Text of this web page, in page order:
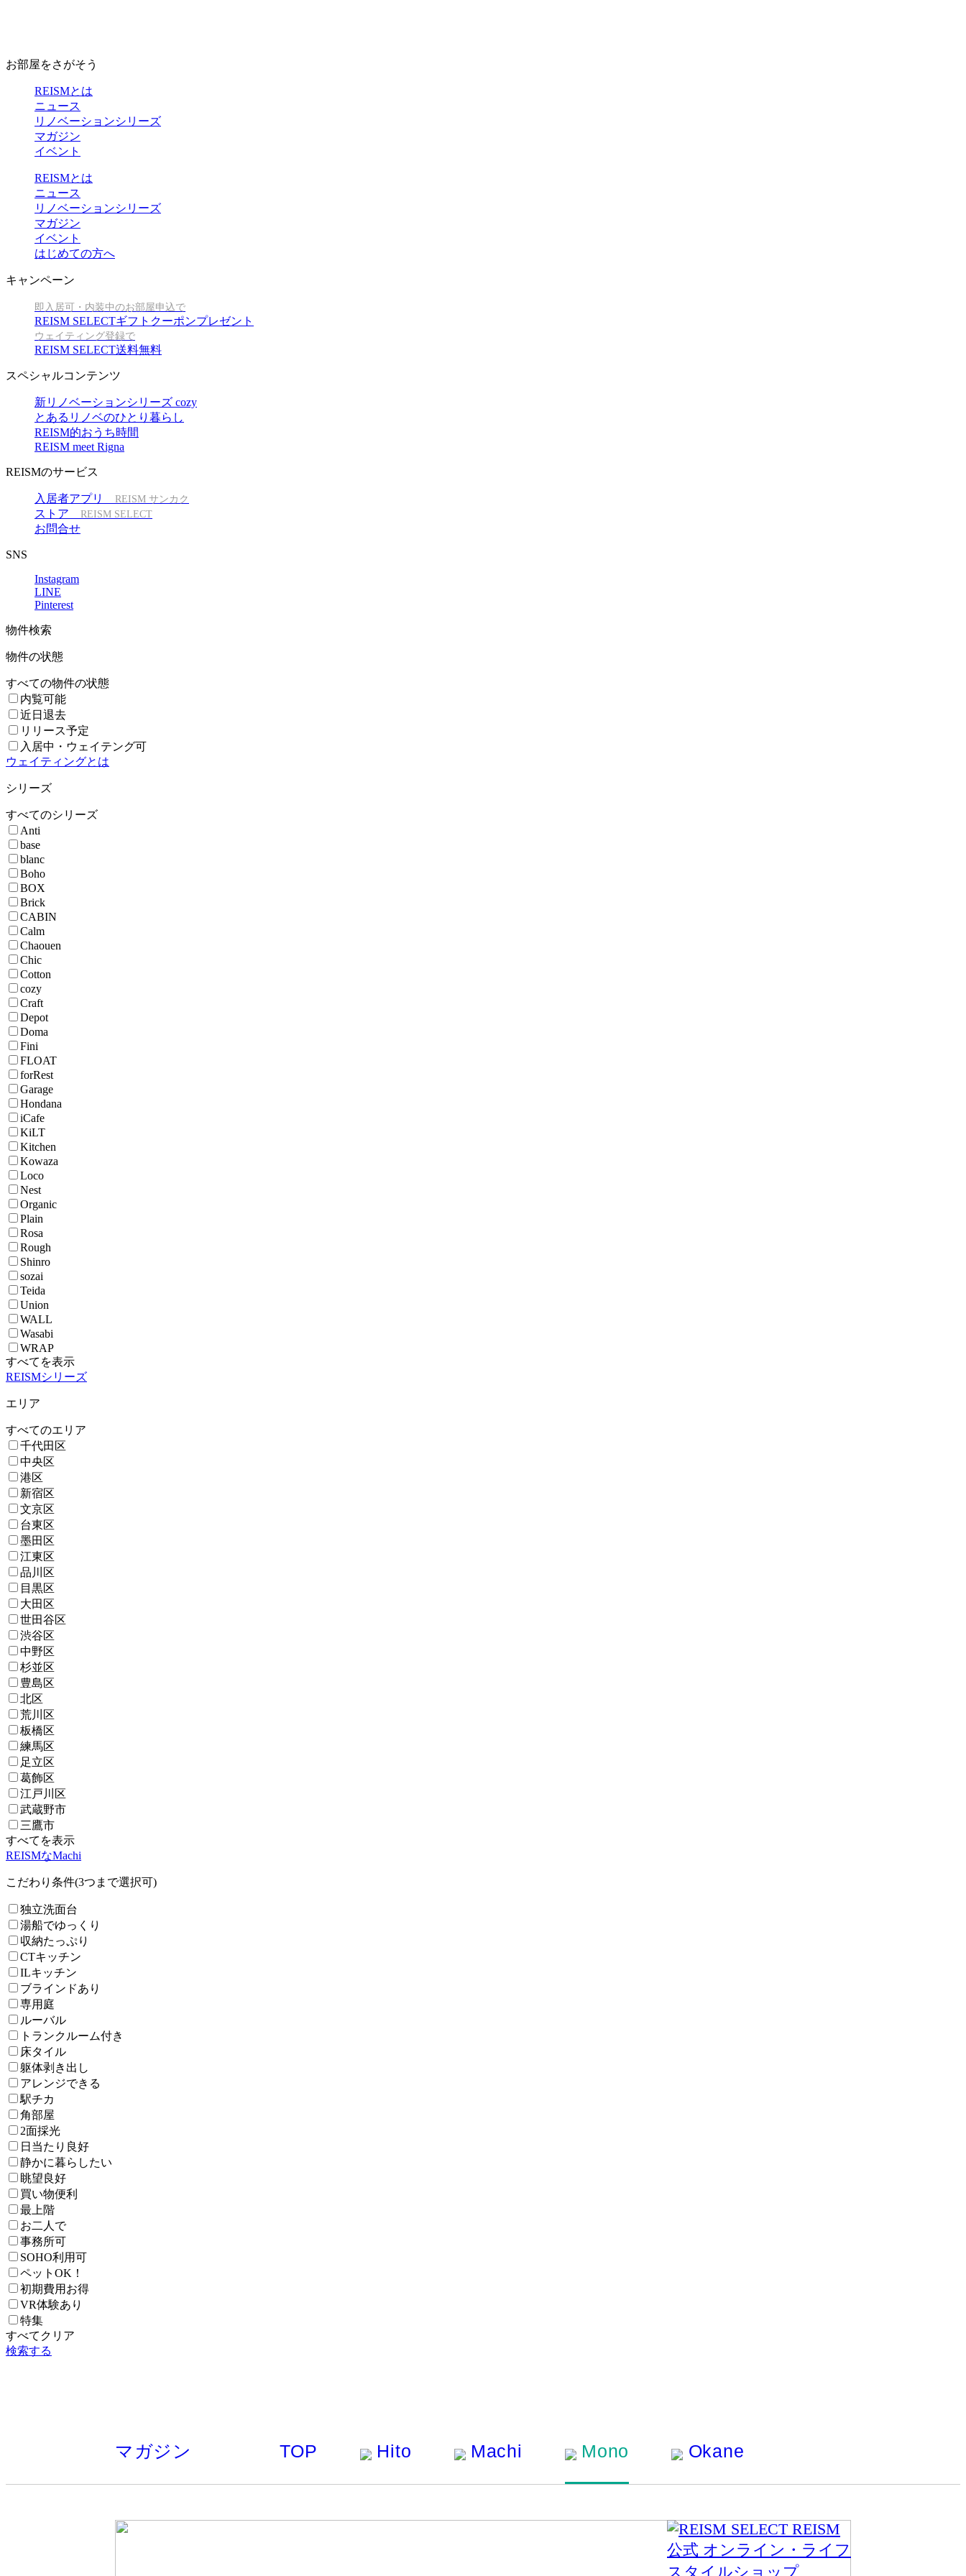
お部屋をさがそう
REISMとは
ニュース
リノベーションシリーズ
マガジン
イベント
REISMとは
ニュース
リノベーションシリーズ
マガジン
イベント
はじめての方へ
キャンペーン
即入居可・内装中のお部屋申込で
REISM SELECTギフトクーポンプレゼント
ウェイティング登録で
REISM SELECT送料無料
スペシャルコンテンツ
新リノベーションシリーズ cozy
とあるリノベのひとり暮らし
REISM的おうち時間
REISM meet Rigna
REISMのサービス
入居者アプリ REISM サンカク
ストア REISM SELECT
お問合せ
SNS
Instagram
LINE
Pinterest
物件検索
物件の状態
すべての物件の状態
内覧可能
近日退去
リリース予定
入居中・ウェイテング可
ウェイティングとは
シリーズ
すべてのシリーズ
Anti
base
blanc
Boho
BOX
Brick
CABIN
Calm
Chaouen
Chic
Cotton
cozy
Craft
Depot
Doma
Fini
FLOAT
forRest
Garage
Hondana
iCafe
KiLT
Kitchen
Kowaza
Loco
Nest
Organic
Plain
Rosa
Rough
Shinro
sozai
Teida
Union
WALL
Wasabi
WRAP
すべてを表示
REISMシリーズ
エリア
すべてのエリア
千代田区
中央区
港区
新宿区
文京区
台東区
墨田区
江東区
品川区
目黒区
大田区
世田谷区
渋谷区
中野区
杉並区
豊島区
北区
荒川区
板橋区
練馬区
足立区
葛飾区
江戸川区
武蔵野市
三鷹市
すべてを表示
REISMなMachi
こだわり条件(3つまで選択可)
独立洗面台
湯船でゆっくり
収納たっぷり
CTキッチン
ILキッチン
ブラインドあり
専用庭
ルーバル
トランクルーム付き
床タイル
躯体剥き出し
アレンジできる
駅チカ
角部屋
2面採光
日当たり良好
静かに暮らしたい
眺望良好
買い物便利
最上階
お二人で
事務所可
SOHO利用可
ペットOK！
初期費用お得
VR体験あり
特集
すべてクリア
検索する
マガジン TOP Hito Machi Mono Okane